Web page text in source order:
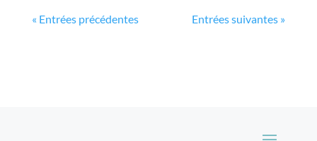
« Entrées précédentes Entrées suivantes »